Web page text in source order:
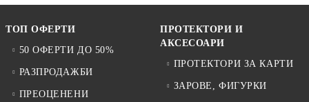
ТОП ОФЕРТИ
50 ОФЕРТИ ДО 50%
РАЗПРОДАЖБИ
ПРЕОЦЕНЕНИ
ПРОТЕКТОРИ И
АКСЕСОАРИ
ПРОТЕКТОРИ ЗА КАРТИ
ЗАРОВЕ, ФИГУРКИ